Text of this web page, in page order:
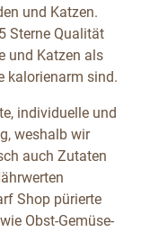
und Katzen.
Sterne Qualität
und Katzen als
kalorienarm sind.
individuelle und
weshalb wir
auch Zutaten
Shop pürierte
Obst-Gemüse-